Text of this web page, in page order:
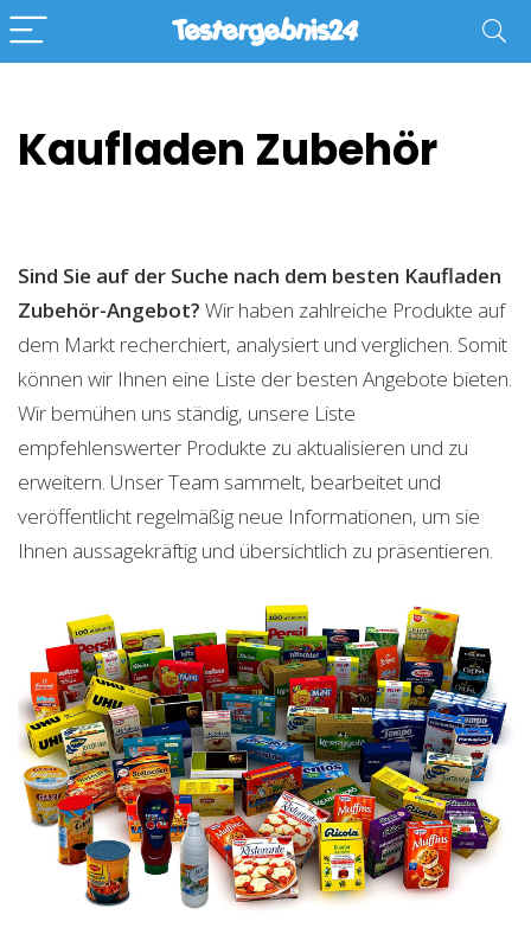
Kaufladen Zubehör
Sind Sie auf der Suche nach dem besten Kaufladen
Zubehör-Angebot? Wir haben zahlreiche Produkte auf
dem Markt recherchiert, analysiert und verglichen. Somit
können wir Ihnen eine Liste der besten Angebote bieten.
Wir bemühen uns ständig, unsere Liste
empfehlenswerter Produkte zu aktualisieren und zu
erweitern. Unser Team sammelt, bearbeitet und
veröffentlicht regelmäßig neue Informationen, um sie
Ihnen aussagekräftig und übersichtlich zu präsentieren.